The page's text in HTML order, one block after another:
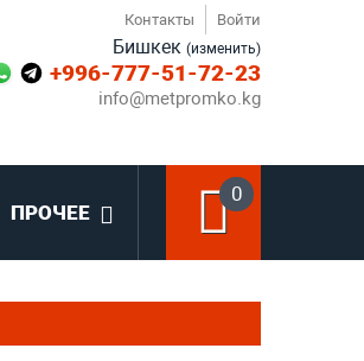
Бишкек (изменить)
+996-777-51-72-23
info@metpromko.kg
Контакты Войти
0
ПРОЧЕЕ